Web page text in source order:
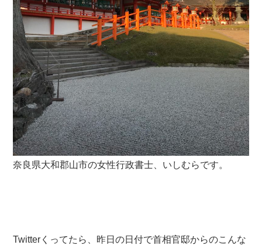
奈良県大和郡山市の女性行政書士、いしむらです。
Twitterくってたら、昨日の日付で首相官邸からのこんな